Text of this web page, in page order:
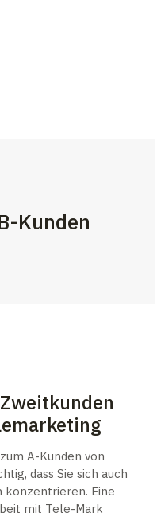
Kunden
A-Kunden von
dass Sie sich auch
konzentrieren. Eine
mit Tele-Mark